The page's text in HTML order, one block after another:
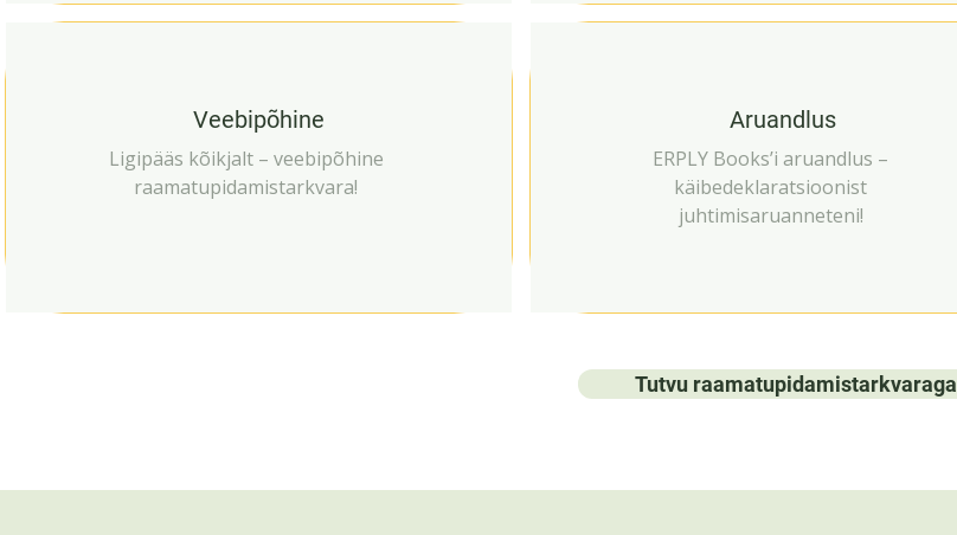
Veebipõhine
Ligipääs kõikjalt – veebipõhine
raamatupidamistarkvara!
Aruandlus
ERPLY Books’i aruandlus –
käibedeklaratsioonist
juhtimisaruanneteni!
Tutvu raamatupidamistarkvaraga